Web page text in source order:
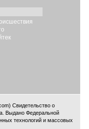
Свидетельство о
Выдано Федеральной
технологий и массовых